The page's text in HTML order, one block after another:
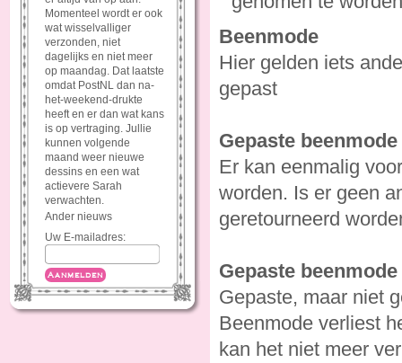
Momenteel wordt er ook
wat wisselvalliger
verzonden, niet
dagelijks en niet meer
op maandag. Dat laatste
omdat PostNL dan na-
het-weekend-drukte
heeft en er dan wat kans
is op vertraging. Jullie
kunnen volgende
maand weer nieuwe
dessins en een wat
actievere Sarah
verwachten.
Ander nieuws
Uw E-mailadres:
Aanmelden
Beenmode
Hier gelden iets
gepast
Gepaste
Er kan eenmalig
worden. Is er geen
geretourneerd
Gepaste
Gepaste, maar niet
Beenmode verliest
kan het niet meer